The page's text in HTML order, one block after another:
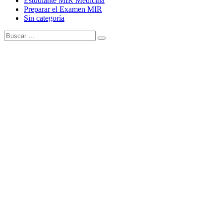
Preparar el Examen MIR
Sin categoría
Buscar:
Buscar